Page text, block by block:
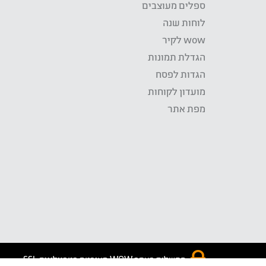
ספלים מעוצבים
לוחות שנה
wow לקיר
הגדלת תמונות
הגדות לפסח
מועדון לקוחות
מפת אתר
התשלום באתר WOW מאובטח בטכנולוגית SSL